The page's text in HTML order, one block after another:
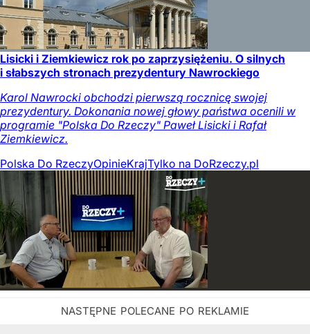
Lisicki i Ziemkiewicz rok po zaprzysiężeniu. O silnych
i słabszych stronach prezydentury Nawrockiego
Karol Nawrocki obchodzi pierwszą rocznicę swojej
prezydentury. Dokonania nowej głowy państwa ocenili w
programie "Polska Do Rzeczy" Paweł Lisicki i Rafał
Ziemkiewicz.
Polska Do RzeczyOpinieKrajTylko na DoRzeczy.pl